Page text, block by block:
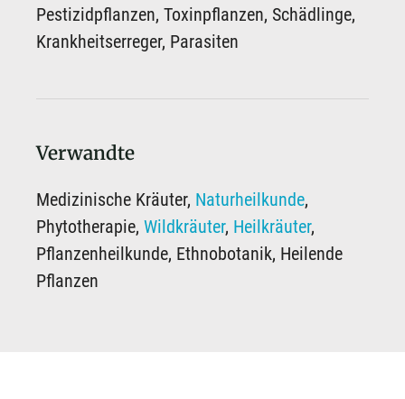
Pestizidpflanzen, Toxinpflanzen, Schädlinge,
Krankheitserreger, Parasiten
Verwandte
Medizinische Kräuter, Naturheilkunde,
Phytotherapie, Wildkräuter, Heilkräuter,
Pflanzenheilkunde, Ethnobotanik, Heilende
Pflanzen